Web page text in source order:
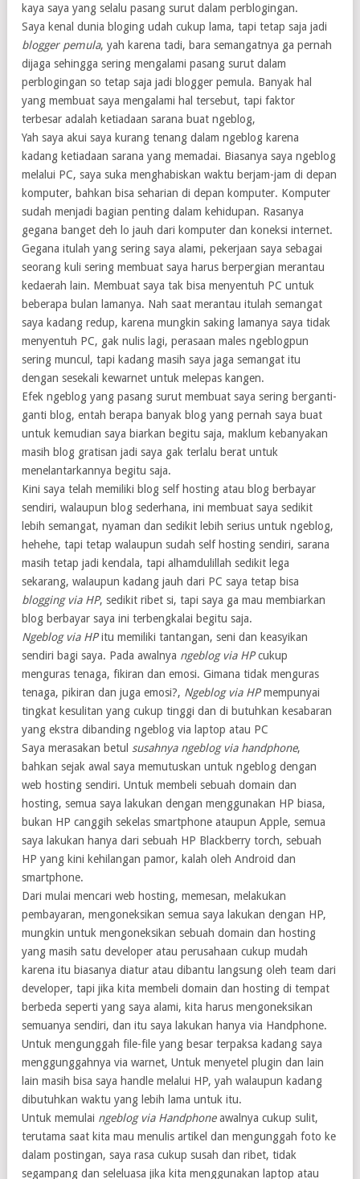
kaya saya yang selalu pasang surut dalam perblogingan.
Saya kenal dunia bloging udah cukup lama, tapi tetap saja jadi
blogger pemula, yah karena tadi, bara semangatnya ga pernah
dijaga sehingga sering mengalami pasang surut dalam
perblogingan so tetap saja jadi blogger pemula. Banyak hal
yang membuat saya mengalami hal tersebut, tapi faktor
terbesar adalah ketiadaan sarana buat ngeblog,
Yah saya akui saya kurang tenang dalam ngeblog karena
kadang ketiadaan sarana yang memadai. Biasanya saya ngeblog
melalui PC, saya suka menghabiskan waktu berjam-jam di depan
komputer, bahkan bisa seharian di depan komputer. Komputer
sudah menjadi bagian penting dalam kehidupan. Rasanya
gegana banget deh lo jauh dari komputer dan koneksi internet.
Gegana itulah yang sering saya alami, pekerjaan saya sebagai
seorang kuli sering membuat saya harus berpergian merantau
kedaerah lain. Membuat saya tak bisa menyentuh PC untuk
beberapa bulan lamanya. Nah saat merantau itulah semangat
saya kadang redup, karena mungkin saking lamanya saya tidak
menyentuh PC, gak nulis lagi, perasaan males ngeblogpun
sering muncul, tapi kadang masih saya jaga semangat itu
dengan sesekali kewarnet untuk melepas kangen.
Efek ngeblog yang pasang surut membuat saya sering berganti-
ganti blog, entah berapa banyak blog yang pernah saya buat
untuk kemudian saya biarkan begitu saja, maklum kebanyakan
masih blog gratisan jadi saya gak terlalu berat untuk
menelantarkannya begitu saja.
Kini saya telah memiliki blog self hosting atau blog berbayar
sendiri, walaupun blog sederhana, ini membuat saya sedikit
lebih semangat, nyaman dan sedikit lebih serius untuk ngeblog,
hehehe, tapi tetap walaupun sudah self hosting sendiri, sarana
masih tetap jadi kendala, tapi alhamdulillah sedikit lega
sekarang, walaupun kadang jauh dari PC saya tetap bisa
blogging via HP, sedikit ribet si, tapi saya ga mau membiarkan
blog berbayar saya ini terbengkalai begitu saja.
Ngeblog via HPitu memiliki tantangan, seni dan keasyikan
sendiri bagi saya. Pada awalnya ngeblog via HPcukup
menguras tenaga, fikiran dan emosi. Gimana tidak menguras
tenaga, pikiran dan juga emosi?, Ngeblog via HPmempunyai
tingkat kesulitan yang cukup tinggi dan di butuhkan kesabaran
yang ekstra dibanding ngeblog via laptop atau PC
Saya merasakan betul susahnya ngeblog via handphone,
bahkan sejak awal saya memutuskan untuk ngeblog dengan
web hosting sendiri. Untuk membeli sebuah domain dan
hosting, semua saya lakukan dengan menggunakan HP biasa,
bukan HP canggih sekelas smartphone ataupun Apple, semua
saya lakukan hanya dari sebuah HP Blackberry torch, sebuah
HP yang kini kehilangan pamor, kalah oleh Android dan
smartphone.
Dari mulai mencari web hosting, memesan, melakukan
pembayaran, mengoneksikan semua saya lakukan dengan HP,
mungkin untuk mengoneksikan sebuah domain dan hosting
yang masih satu developer atau perusahaan cukup mudah
karena itu biasanya diatur atau dibantu langsung oleh team dari
developer, tapi jika kita membeli domain dan hosting di tempat
berbeda seperti yang saya alami, kita harus mengoneksikan
semuanya sendiri, dan itu saya lakukan hanya via Handphone.
Untuk mengunggah file-file yang besar terpaksa kadang saya
menggunggahnya via warnet, Untuk menyetel plugin dan lain
lain masih bisa saya handle melalui HP, yah walaupun kadang
dibutuhkan waktu yang lebih lama untuk itu.
Untuk memulai ngeblog via Handphoneawalnya cukup sulit,
terutama saat kita mau menulis artikel dan mengunggah foto ke
dalam postingan, saya rasa cukup susah dan ribet, tidak
segampang dan seleluasa jika kita menggunakan laptop atau